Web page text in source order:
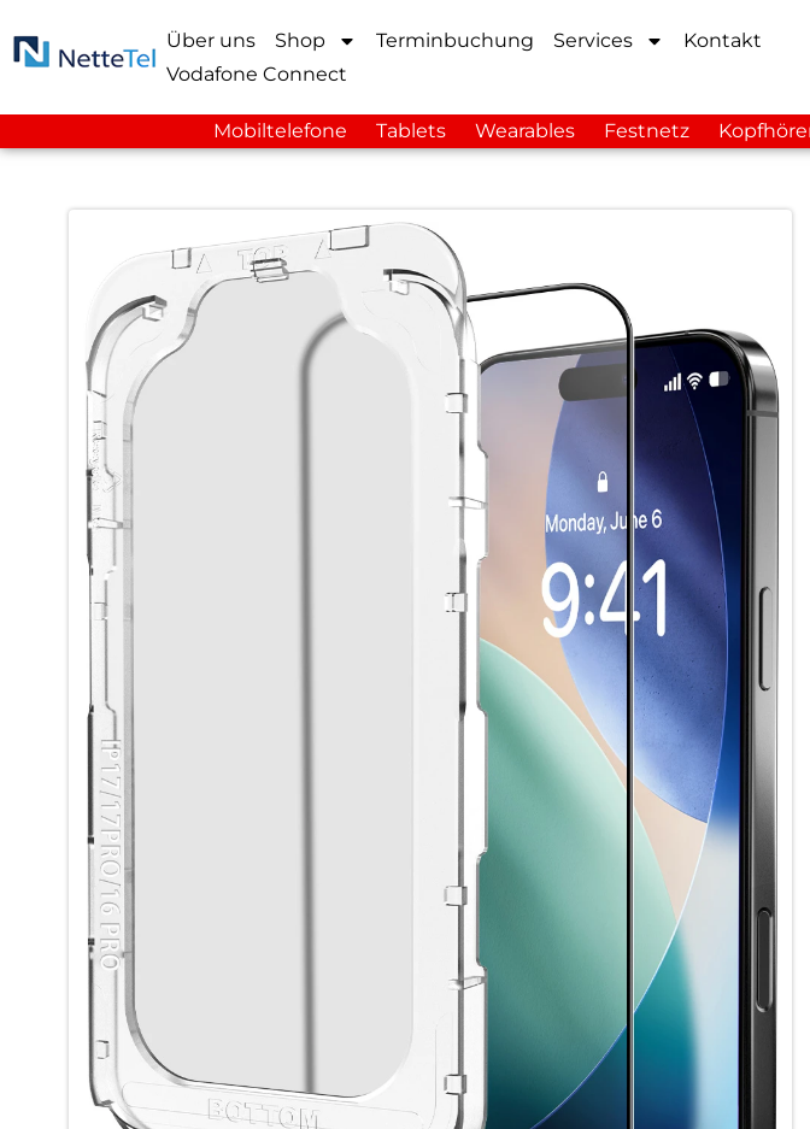
Über uns Shop Terminbuchung Services
Kontakt
Vodafone Connect
Mobiltelefone Tablets Wearables Festnetz